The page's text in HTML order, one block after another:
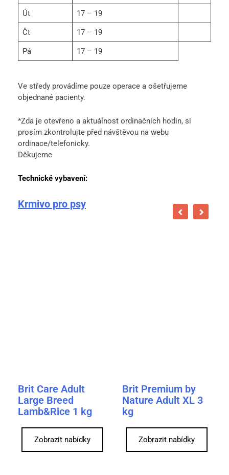
Út 17 – 19
Čt 17 – 19
Pá 17 – 19
Ve středy provádíme pouze operace a ošetřujeme
objednané pacienty.
*Zda je otevřeno a aktuálnost ordinačních hodin, si
prosím zkontrolujte před návštěvou na webu
ordinace/telefonicky.
Děkujeme
Technické vybavení:
Krmivo pro psy
Brit Care Adult
Large Breed
Lamb&Rice 1 kg
Zobrazit nabídky
Brit Premium by
Nature Adult XL 3
kg
Zobrazit nabídky